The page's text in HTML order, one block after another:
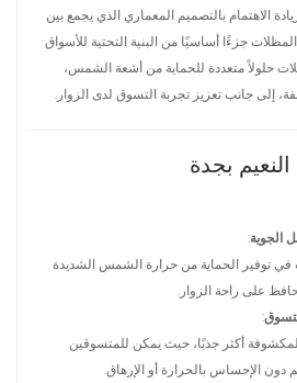
الاهتمام بالتصميم المعماري الذي يجمع بين
جزءًا أساسيًا من البنية التحتية للأسواق
حلولاً متعددة للحماية من أشعة الشمس،
إلى جانب تعزيز تجربة التسوق لدى الزوار.
بجدة
الجوية:
توفير الحماية من حرارة الشمس الشديدة
على راحة الزوار.
:
أكثر جذبًا، حيث يمكن للمتسوقين
دون الإحساس بالحرارة أو الإرهاق.